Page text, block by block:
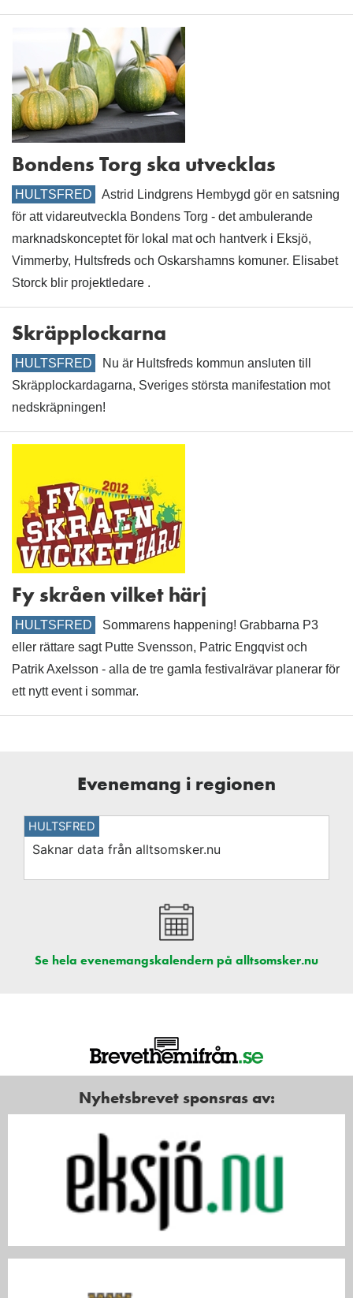
Bondens Torg ska utvecklas
HULTSFRED
Astrid Lindgrens Hembygd gör en satsning
för att vidareutveckla Bondens Torg - det ambulerande
marknadskonceptet för lokal mat och hantverk i Eksjö,
Vimmerby, Hultsfreds och Oskarshamns komuner. Elisabet
Storck blir projektledare .
Skräpplockarna
HULTSFRED
Nu är Hultsfreds kommun ansluten till
Skräpplockardagarna, Sveriges största manifestation mot
nedskräpningen!
Fy skråen vilket härj
HULTSFRED
Sommarens happening! Grabbarna P3
eller rättare sagt Putte Svensson, Patric Engqvist och
Patrik Axelsson - alla de tre gamla festivalrävar planerar för
ett nytt event i sommar.
Evenemang i regionen
HULTSFRED
Saknar data från alltsomsker.nu
Se hela evenemangskalendern på alltsomsker.nu
Nyhetsbrevet sponsras av: